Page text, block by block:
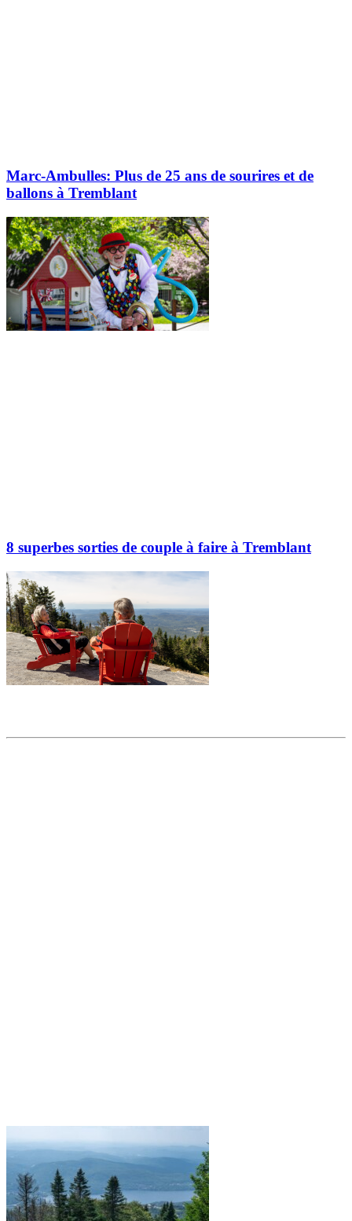
Marc-Ambulles: Plus de 25 ans de sourires et de
ballons à Tremblant
8 superbes sorties de couple à faire à Tremblant